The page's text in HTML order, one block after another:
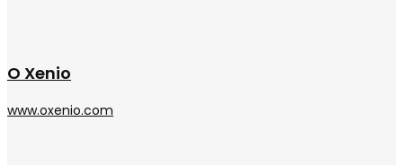
O Xenio
www.oxenio.com